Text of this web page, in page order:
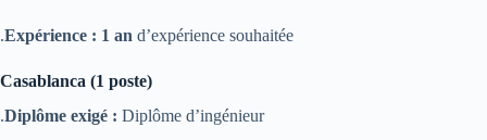
Expérience : 1 an d’expérience souhaitée.
Casablanca (1 poste)
Diplôme exigé : Diplôme d’ingénieur.